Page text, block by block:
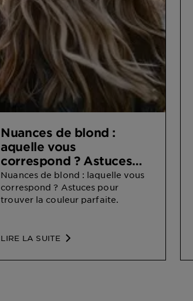
Nuances de blond :
aquelle vous
correspond ? Astuces
pour trouver la couleur
parfaite.
Nuances de blond : laquelle vous
correspond ? Astuces pour
trouver la couleur parfaite.
LIRE LA SUITE